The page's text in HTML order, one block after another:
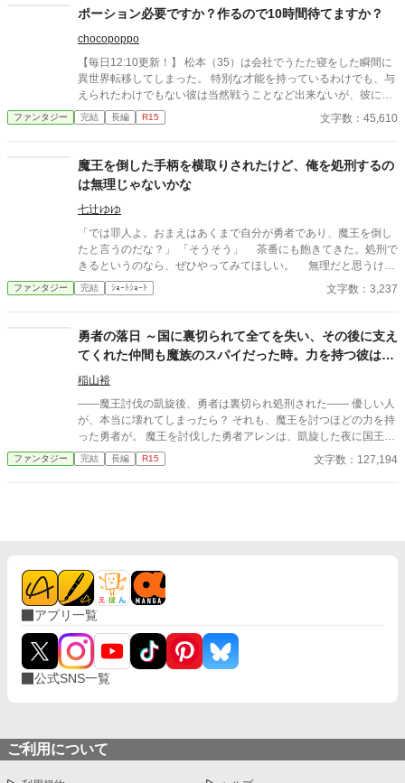
へ通ってくる理由だけは、さっぱりわからない。 「お前らツケは
やめろ」 そんな穏やかな日々を送っていたはずなのに、ある
日、酒場へ厄介な依頼が舞い込んできた――。 他サイトでも掲
載しています。 不定期更新です。
ポーション必要ですか？作るので10時間待てますか？
chocopoppo
【毎日12:10更新！】 松本（35）は会社でうたた寝をした瞬間に
異世界転移してしまった。 特別な才能を持っているわけでも、与
えられたわけでもない彼は当然戦うことなど出来ないが、彼には
持ち前の『単調作業適性』と『社会人適性』のスキル（？）があ
った。 第二の『社会人』人生を送るため、超資格重視社会で手に
ファンタジー 完結 長編 R15 文字数：45,610
魔王を倒した手柄を横取りされたけど、俺を処刑するの
は無理じゃないかな
七辻ゆゆ
「では罪人よ。おまえはあくまで自分が勇者であり、魔王を倒し
たと言うのだな？」 「そうそう」 茶番にも飽きてきた。処刑で
きるというのなら、ぜひやってみてほしい。 無理だと思うけ
ど。
ファンタジー 完結 ｼｮｰﾄｼｮｰﾄ 文字数：3,237
勇者の落日 ～国に裏切られて全てを失い、その後に支え
てくれた仲間も魔族のスパイだった時。力を持つ彼は人
でいられるのか～
稲山裕
――魔王討伐の凱旋後、勇者は裏切られ処刑された―― 優しい人
が、本当に壊れてしまったら？ それも、魔王を討つほどの力を持
った勇者が。 魔王を討伐した勇者アレンは、凱旋した夜に国王か
ら裏切られた。 共に戦った仲間を殺され、濡れ衣を着せられ、
人々に処刑された彼は、名も知らぬ女神の奇跡によって蘇る。 生
ファンタジー 完結 長編 R15 文字数：127,194
アプリ一覧
公式SNS一覧
ご利用について